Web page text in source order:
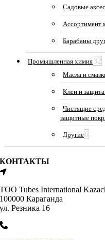
Садовые
Ассортимент
Барабаны
Промышленная химия32
Масла и
Клеи и
Чистящие
защитные
Другие6
КОНТАКТЫ
ТОО Tubes International
100000 Караганда
ул. Резника 16